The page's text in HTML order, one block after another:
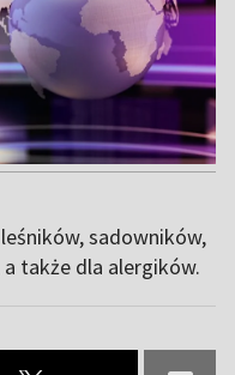
sadowników,
także dla alergików.